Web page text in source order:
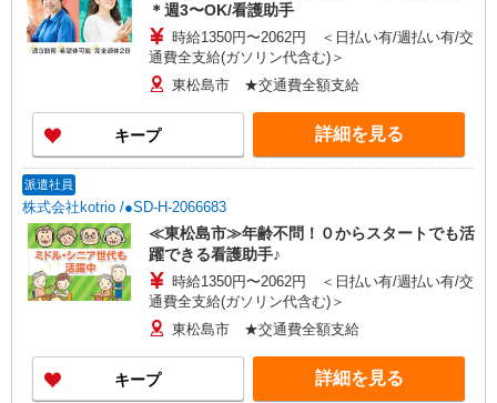
＊週3〜OK/看護助手
時給1350円〜2062円 ＜日払い有/週払い有/交
通費全支給(ガソリン代含む)＞
東松島市 ★交通費全額支給
キープ 詳細を見る
派遣社員
株式会社kotrio /●SD-H-2066683
≪東松島市≫年齢不問！０からスタートでも活
躍できる看護助手♪
時給1350円〜2062円 ＜日払い有/週払い有/交
通費全支給(ガソリン代含む)＞
東松島市 ★交通費全額支給
キープ 詳細を見る